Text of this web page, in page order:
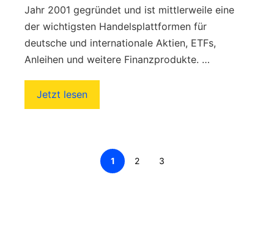
Jahr 2001 gegründet und ist mittlerweile eine
der wichtigsten Handelsplattformen für
deutsche und internationale Aktien, ETFs,
Anleihen und weitere Finanzprodukte. …
Jetzt lesen
Page
1 Page
2 Page
3